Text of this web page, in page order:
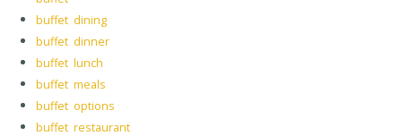
buffet dining
buffet dinner
buffet lunch
buffet meals
buffet options
buffet restaurant